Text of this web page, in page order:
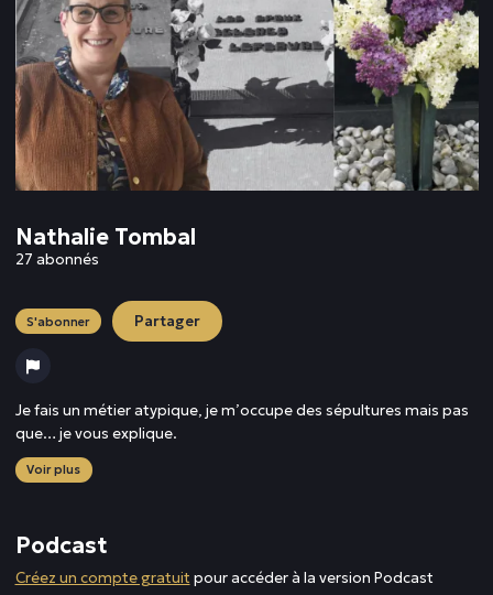
Nathalie Tombal
27 abonnés
S'abonner Partager
Je fais un métier atypique, je m’occupe des sépultures mais pas
que… je vous explique.
Voir plus
Podcast
Créez un compte gratuit pour accéder à la version Podcast